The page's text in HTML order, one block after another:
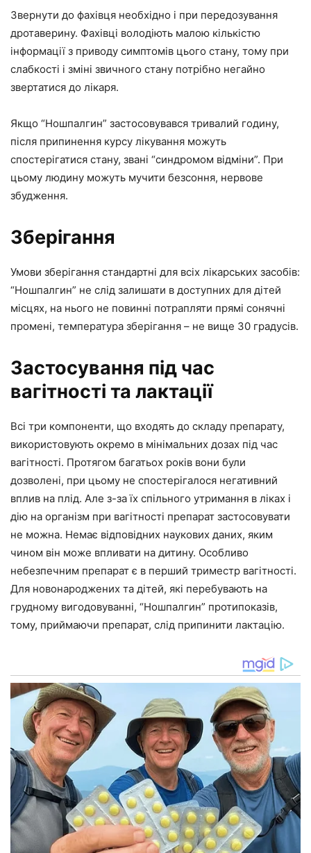
Звернути до фахівця необхідно і при передозування
дротаверину. Фахівці володіють малою кількістю
інформації з приводу симптомів цього стану, тому при
слабкості і зміні звичного стану потрібно негайно
звертатися до лікаря.
Якщо “Ношпалгин” застосовувався тривалий годину,
після припинення курсу лікування можуть
спостерігатися стану, звані “синдромом відміни”. При
цьому людину можуть мучити безсоння, нервове
збудження.
Зберігання
Умови зберігання стандартні для всіх лікарських засобів:
“Ношпалгин” не слід залишати в доступних для дітей
місцях, на нього не повинні потрапляти прямі сонячні
промені, температура зберігання – не вище 30 градусів.
Застосування під час
вагітності та лактації
Всі три компоненти, що входять до складу препарату,
використовують окремо в мінімальних дозах під час
вагітності. Протягом багатьох років вони були
дозволені, при цьому не спостерігалося негативний
вплив на плід. Але з-за їх спільного утримання в ліках і
дію на організм при вагітності препарат застосовувати
не можна. Немає відповідних наукових даних, яким
чином він може впливати на дитину. Особливо
небезпечним препарат є в перший триместр вагітності.
Для новонароджених та дітей, які перебувають на
грудному вигодовуванні, “Ношпалгин” протипоказів,
тому, приймаючи препарат, слід припинити лактацію.